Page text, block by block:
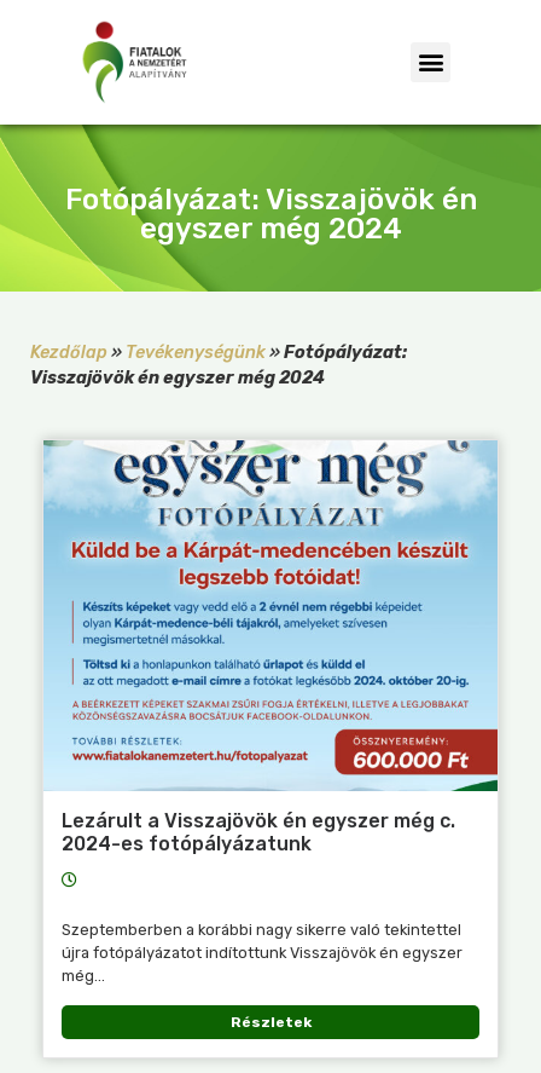
Fotópályázat: Visszajövök én
egyszer még 2024
Kezdőlap » Tevékenységünk»Fotópályázat:
Visszajövök én egyszer még 2024
Lezárult a Visszajövök én egyszer még c.
2024-es fotópályázatunk
Szeptemberben a korábbi nagy sikerre való tekintettel
újra fotópályázatot indítottunk Visszajövök én egyszer
még...
Részletek